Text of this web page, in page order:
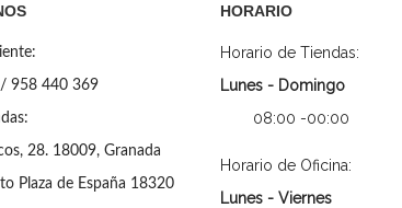
958 440 369
28. 18009, Granada
Plaza de España 18320
HORARIO
Horario de Tiendas:
Lunes - Domingo
08:00 -00:00
Horario de Oficina:
Lunes - Viernes